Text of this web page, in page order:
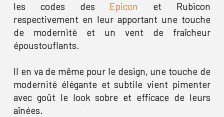
les codes des Epicon
et Rubicon
respectivement en leur apportant une touche
de modernité et un vent de fraîcheur
époustouflants.
Il en va de même pour le design, une touche de
modernité élégante et subtile vient pimenter
avec goût le look sobre et efficace de leurs
aînées.